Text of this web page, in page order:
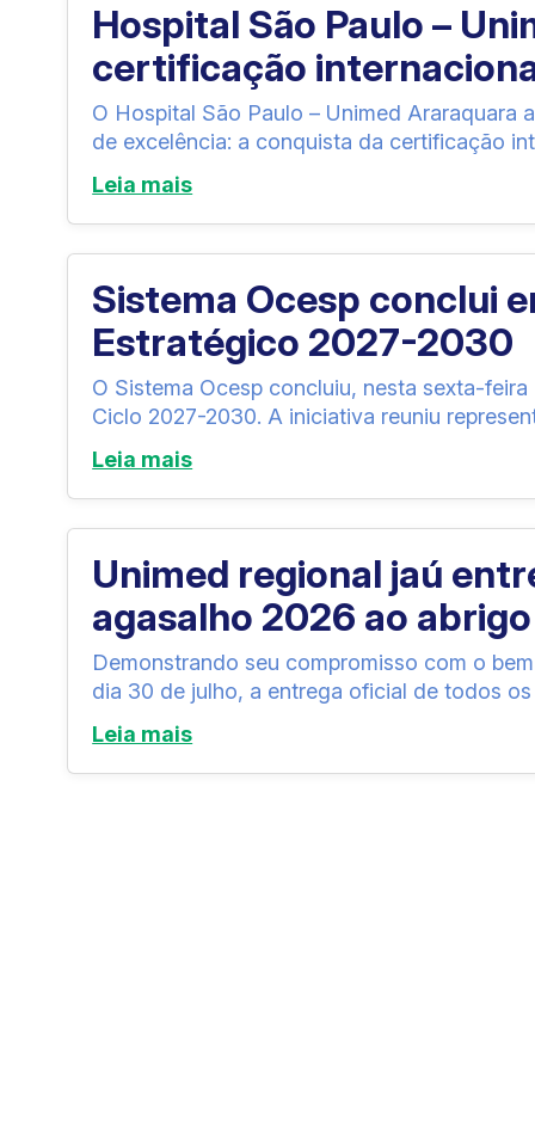
Hospital São Paulo –
certificação
O Hospital São Paulo – Unimed Araraquara
de excelência: a conquista da certificação
Leia mais
Sistema Ocesp conclui
Estratégico 2027-2030
O Sistema Ocesp concluiu, nesta sexta-
Ciclo 2027-2030. A iniciativa reuniu
Leia mais
Unimed regional jaú
agasalho 2026 ao
Demonstrando seu compromisso com o
dia 30 de julho, a entrega oficial de todos os
Leia mais